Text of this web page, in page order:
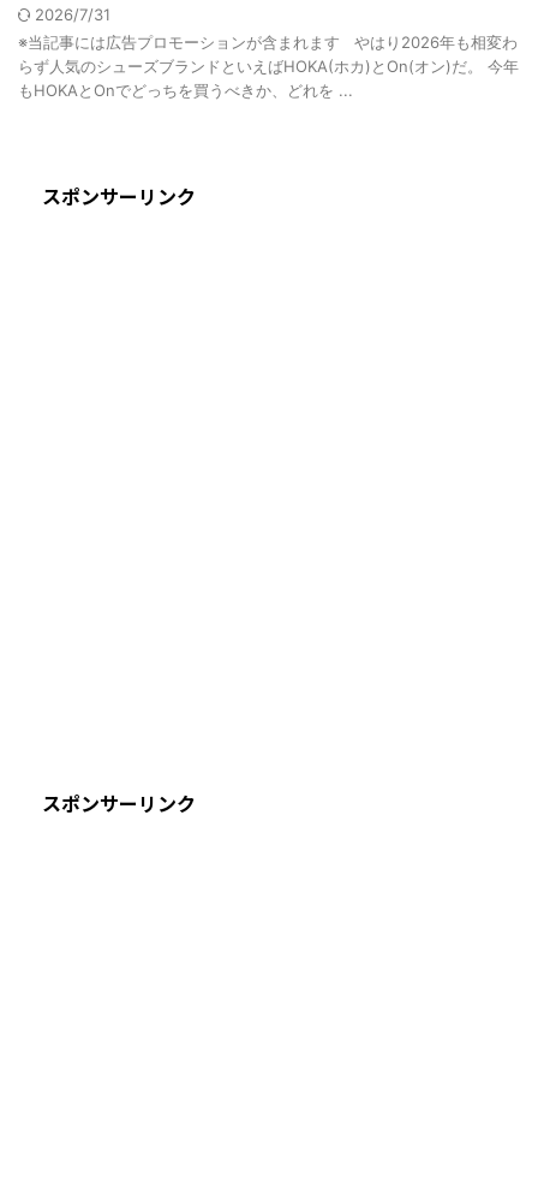
2026/7/31
※当記事には広告プロモーションが含まれます やはり2026年も相変わ
らず人気のシューズブランドといえばHOKA(ホカ)とOn(オン)だ。 今年
もHOKAとOnでどっちを買うべきか、どれを ...
スポンサーリンク
スポンサーリンク